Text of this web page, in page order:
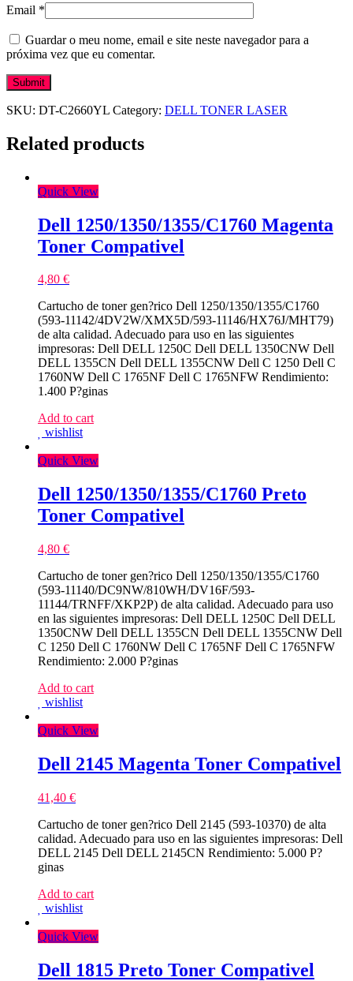
Email *
Guardar o meu nome, email e site neste navegador para a
próxima vez que eu comentar.
SKU: DT-C2660YL Category: DELL TONER LASER
Related products
Quick View
Dell 1250/1350/1355/C1760 Magenta
Toner Compativel
4,80 €
Cartucho de toner gen?rico Dell 1250/1350/1355/C1760
(593-11142/4DV2W/XMX5D/593-11146/HX76J/MHT79)
de alta calidad. Adecuado para uso en las siguientes
impresoras: Dell DELL 1250C Dell DELL 1350CNW Dell
DELL 1355CN Dell DELL 1355CNW Dell C 1250 Dell C
1760NW Dell C 1765NF Dell C 1765NFW Rendimiento:
1.400 P?ginas
Add to cart
wishlist
Quick View
Dell 1250/1350/1355/C1760 Preto
Toner Compativel
4,80 €
Cartucho de toner gen?rico Dell 1250/1350/1355/C1760
(593-11140/DC9NW/810WH/DV16F/593-
11144/TRNFF/XKP2P) de alta calidad. Adecuado para uso
en las siguientes impresoras: Dell DELL 1250C Dell DELL
1350CNW Dell DELL 1355CN Dell DELL 1355CNW Dell
C 1250 Dell C 1760NW Dell C 1765NF Dell C 1765NFW
Rendimiento: 2.000 P?ginas
Add to cart
wishlist
Quick View
Dell 2145 Magenta Toner Compativel
41,40 €
Cartucho de toner gen?rico Dell 2145 (593-10370) de alta
calidad. Adecuado para uso en las siguientes impresoras: Dell
DELL 2145 Dell DELL 2145CN Rendimiento: 5.000 P?
ginas
Add to cart
wishlist
Quick View
Dell 1815 Preto Toner Compativel